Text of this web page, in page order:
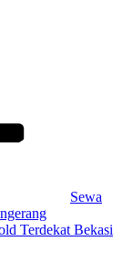
Sewa
Terdekat Bekasi